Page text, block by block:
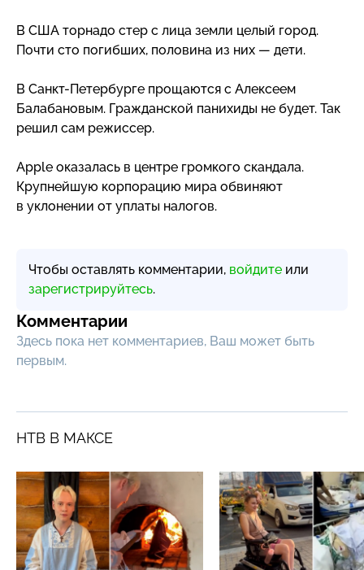
В США торнадо стер с лица земли целый город.
Почти сто погибших, половина из них — дети.
В Санкт-Петербурге прощаются с Алексеем
Балабановым. Гражданской панихиды не будет. Так
решил сам режиссер.
Apple оказалась в центре громкого скандала.
Крупнейшую корпорацию мира обвиняют
в уклонении от уплаты налогов.
Чтобы оставлять комментарии, войдите или
зарегистрируйтесь.
Комментарии
Здесь пока нет комментариев, Ваш может быть
первым.
НТВ В МАКСЕ